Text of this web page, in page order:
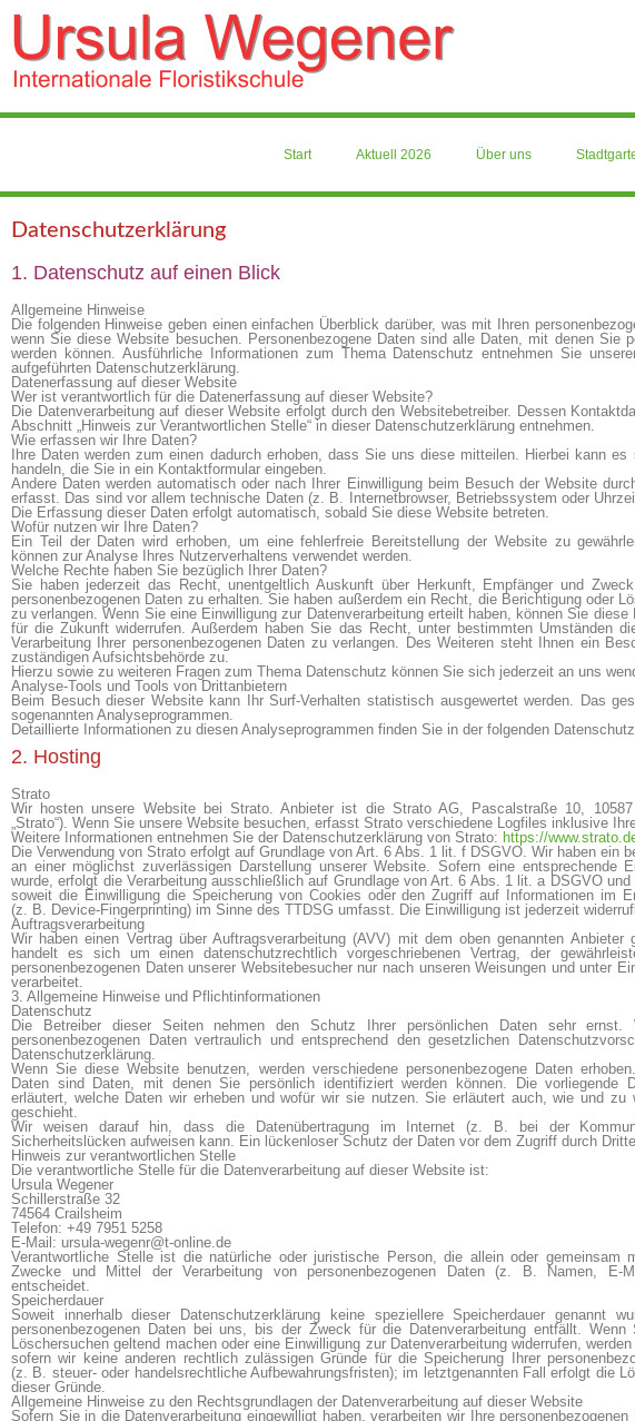
Start Aktuell 2026 Über uns
Datenschutz­erklärung
1. Datenschutz auf einen Blick
Allgemeine Hinweise
Die folgenden Hinweise geben einen einfachen Überblick darüber, was mit Ihren
wenn Sie diese Website besuchen. Personenbezogene Daten sind alle Daten, mit denen Sie
werden können. Ausführliche Informationen zum Thema Datenschutz entnehmen Sie
aufgeführten Datenschutzerklärung.
Datenerfassung auf dieser Website
Wer ist verantwortlich für die Datenerfassung auf dieser Website?
Die Datenverarbeitung auf dieser Website erfolgt durch den Websitebetreiber. Dessen
Abschnitt „Hinweis zur Verantwortlichen Stelle“ in dieser Datenschutzerklärung entnehmen.
Wie erfassen wir Ihre Daten?
Ihre Daten werden zum einen dadurch erhoben, dass Sie uns diese mitteilen. Hierbei kann
handeln, die Sie in ein Kontaktformular eingeben.
Andere Daten werden automatisch oder nach Ihrer Einwilligung beim Besuch der Website
erfasst. Das sind vor allem technische Daten (z. B. Internetbrowser, Betriebssystem oder
Die Erfassung dieser Daten erfolgt automatisch, sobald Sie diese Website betreten.
Wofür nutzen wir Ihre Daten?
Ein Teil der Daten wird erhoben, um eine fehlerfreie Bereitstellung der Website zu
können zur Analyse Ihres Nutzerverhaltens verwendet werden.
Welche Rechte haben Sie bezüglich Ihrer Daten?
Sie haben jederzeit das Recht, unentgeltlich Auskunft über Herkunft, Empfänger und
personenbezogenen Daten zu erhalten. Sie haben außerdem ein Recht, die Berichtigung oder
zu verlangen. Wenn Sie eine Einwilligung zur Datenverarbeitung erteilt haben, können Sie diese
für die Zukunft widerrufen. Außerdem haben Sie das Recht, unter bestimmten Umständen
Verarbeitung Ihrer personenbezogenen Daten zu verlangen. Des Weiteren steht Ihnen ein
zuständigen Aufsichtsbehörde zu.
Hierzu sowie zu weiteren Fragen zum Thema Datenschutz können Sie sich jederzeit an uns
Analyse-Tools und Tools von Dritt­anbietern
Beim Besuch dieser Website kann Ihr Surf-Verhalten statistisch ausgewertet werden. Das
sogenannten Analyseprogrammen.
Detaillierte Informationen zu diesen Analyseprogrammen finden Sie in der folgenden
2. Hosting
Strato
Wir hosten unsere Website bei Strato. Anbieter ist die Strato AG, Pascalstraße 10, 10587
„Strato“). Wenn Sie unsere Website besuchen, erfasst Strato verschiedene Logfiles inklusive
Weitere Informationen entnehmen Sie der Datenschutzerklärung von Strato: https://
Die Verwendung von Strato erfolgt auf Grundlage von Art. 6 Abs. 1 lit. f DSGVO. Wir haben ein
an einer möglichst zuverlässigen Darstellung unserer Website. Sofern eine entsprechende
wurde, erfolgt die Verarbeitung ausschließlich auf Grundlage von Art. 6 Abs. 1 lit. a DSGVO
soweit die Einwilligung die Speicherung von Cookies oder den Zugriff auf Informationen im
(z. B. Device-Fingerprinting) im Sinne des TTDSG umfasst. Die Einwilligung ist jederzeit
Auftragsverarbeitung
Wir haben einen Vertrag über Auftragsverarbeitung (AVV) mit dem oben genannten Anbieter
handelt es sich um einen datenschutzrechtlich vorgeschriebenen Vertrag, der
personenbezogenen Daten unserer Websitebesucher nur nach unseren Weisungen und unter
verarbeitet.
3. Allgemeine Hinweise und Pflicht­informationen
Datenschutz
Die Betreiber dieser Seiten nehmen den Schutz Ihrer persönlichen Daten sehr ernst.
personenbezogenen Daten vertraulich und entsprechend den gesetzlichen
Datenschutzerklärung.
Wenn Sie diese Website benutzen, werden verschiedene personenbezogene Daten
Daten sind Daten, mit denen Sie persönlich identifiziert werden können. Die vorliegende
erläutert, welche Daten wir erheben und wofür wir sie nutzen. Sie erläutert auch, wie und zu
geschieht.
Wir weisen darauf hin, dass die Datenübertragung im Internet (z. B. bei der
Sicherheitslücken aufweisen kann. Ein lückenloser Schutz der Daten vor dem Zugriff durch
Hinweis zur verantwortlichen Stelle
Die verantwortliche Stelle für die Datenverarbeitung auf dieser Website ist:
Ursula Wegener
Schillerstraße 32
74564 Crailsheim
Telefon: +49 7951 5258
E-Mail: ursula-wegenr@t-online.de
Verantwortliche Stelle ist die natürliche oder juristische Person, die allein oder gemeinsam
Zwecke und Mittel der Verarbeitung von personenbezogenen Daten (z. B. Namen, E-
entscheidet.
Speicherdauer
Soweit innerhalb dieser Datenschutzerklärung keine speziellere Speicherdauer genannt
personenbezogenen Daten bei uns, bis der Zweck für die Datenverarbeitung entfällt. Wenn
Löschersuchen geltend machen oder eine Einwilligung zur Datenverarbeitung widerrufen,
sofern wir keine anderen rechtlich zulässigen Gründe für die Speicherung Ihrer
(z. B. steuer- oder handelsrechtliche Aufbewahrungsfristen); im letztgenannten Fall erfolgt die
dieser Gründe.
Allgemeine Hinweise zu den Rechtsgrundlagen der Datenverarbeitung auf dieser Website
Sofern Sie in die Datenverarbeitung eingewilligt haben, verarbeiten wir Ihre personenbezogenen